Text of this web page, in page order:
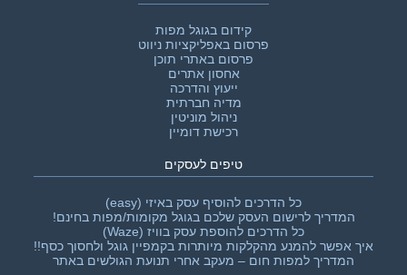
קידום בגוגל מפות
פרסום באפליקציות ניווט
פרסום באתרי תוכן
אחסון אתרים
ייעוץ והדרכה
מדיה חברתית
ניהול מוניטין
רכישת דומיין
טיפים לעסקים
כל הדרכים להוסיף עסק באיזי (easy)
המדריך לרישום העסק שלכם בגוגל מקומות/מפות בחינם!
כל הדרכים להוספת עסק בוויז (Waze)
איך אפשר להמנע מהקלקות מיותרות בקמפיין גוגל ולחסוך כסף!!‎
המדריך למפות חום – מעקב אחרי תנועת הגולשים באתר